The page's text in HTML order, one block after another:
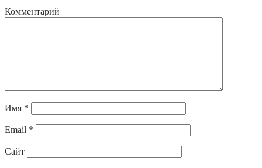
Комментарий
Имя *
Email *
Сайт